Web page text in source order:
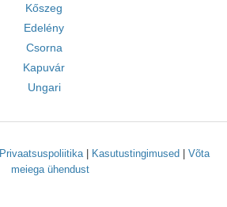
Kőszeg
Edelény
Csorna
Kapuvár
Ungari
Privaatsuspoliitika| Kasutustingimused
Võta
meiega ühendust